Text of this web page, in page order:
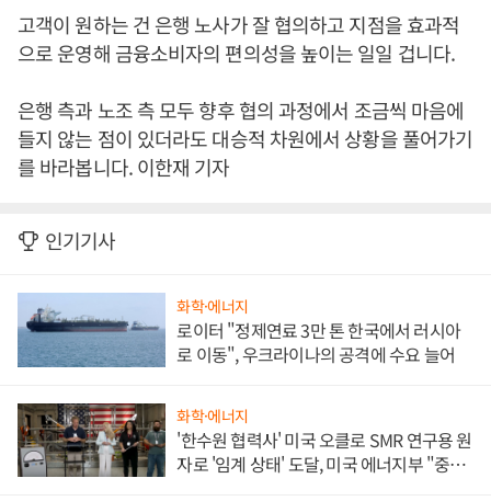
고객이 원하는 건 은행 노사가 잘 협의하고 지점을 효과적
으로 운영해 금융소비자의 편의성을 높이는 일일 겁니다.
은행 측과 노조 측 모두 향후 협의 과정에서 조금씩 마음에
들지 않는 점이 있더라도 대승적 차원에서 상황을 풀어가기
를 바라봅니다. 이한재 기자
인기기사
화학·에너지
로이터 "정제연료 3만 톤 한국에서 러시아
로 이동", 우크라이나의 공격에 수요 늘어
화학·에너지
'한수원 협력사' 미국 오클로 SMR 연구용 원
자로 '임계 상태' 도달, 미국 에너지부 "중요